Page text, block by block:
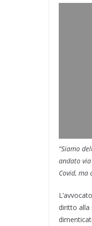
“Siamo
andato
Covid,
L’avvocato
diritto alla